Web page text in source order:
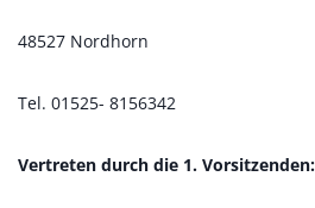
48527 Nordhorn
Tel. 01525- 8156342
Vertreten durch die 1. Vorsitzenden: